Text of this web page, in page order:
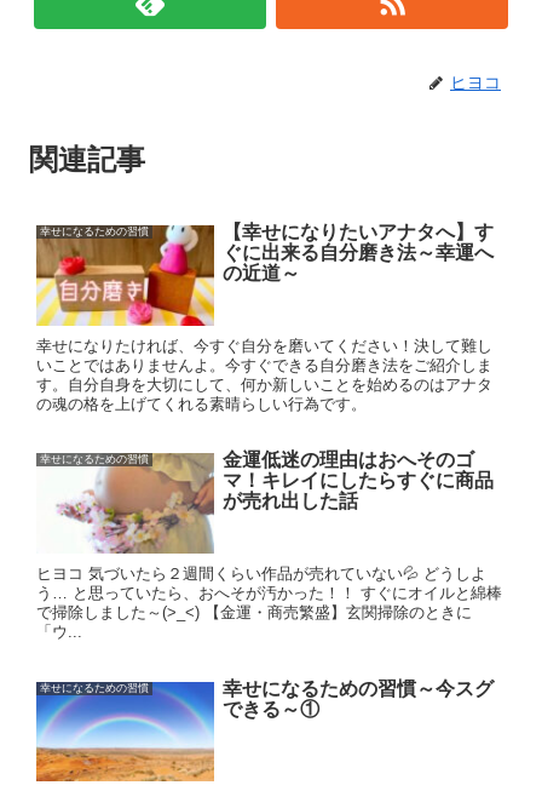
ヒヨコ
関連記事
幸せになるための習慣
【幸せになりたいアナタへ】す
ぐに出来る自分磨き法～幸運へ
の近道～
幸せになりたければ、今すぐ自分を磨いてください！決して難し
いことではありませんよ。今すぐできる自分磨き法をご紹介しま
す。自分自身を大切にして、何か新しいことを始めるのはアナタ
の魂の格を上げてくれる素晴らしい行為です。
幸せになるための習慣
金運低迷の理由はおへそのゴ
マ！キレイにしたらすぐに商品
が売れ出した話
ヒヨコ 気づいたら２週間くらい作品が売れていない💦 どうしよ
う… と思っていたら、おへそが汚かった！！ すぐにオイルと綿棒
で掃除しました～(>_<) 【金運・商売繁盛】玄関掃除のときに
「ウ...
幸せになるための習慣
幸せになるための習慣～今スグ
できる～①